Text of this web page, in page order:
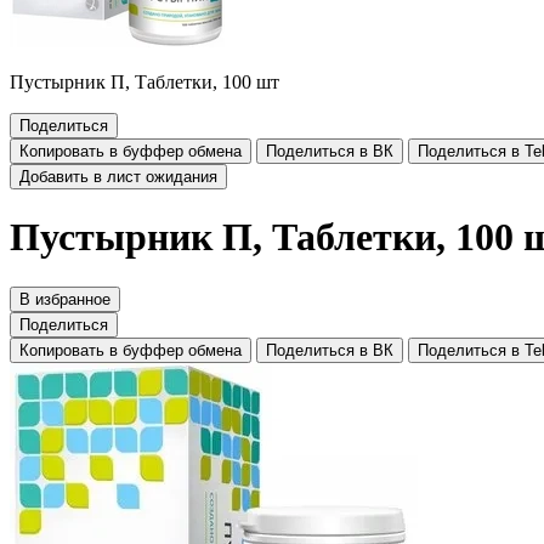
Пустырник П, Таблетки, 100 шт
Поделиться
Копировать в буффер обмена
Поделиться в ВК
Поделиться в
Добавить в лист ожидания
Пустырник П, Таблетки, 100
В избранное
Поделиться
Копировать в буффер обмена
Поделиться в ВК Поделиться в